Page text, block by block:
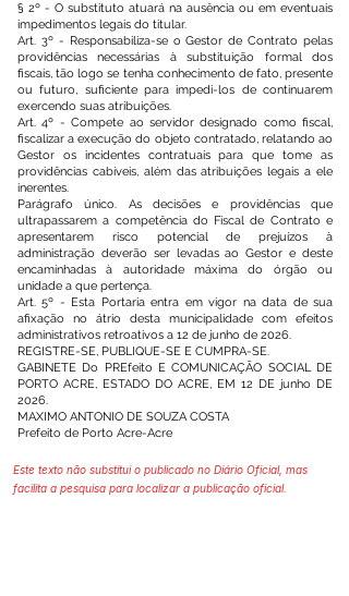
§ 2º - O substituto atuará na ausência ou em eventuais
impedimentos legais do titular.
Art. 3º - Responsabiliza-se o Gestor de Contrato pelas
providências necessárias à substituição formal dos
fiscais, tão logo se tenha conhecimento de fato, presente
ou futuro, suficiente para impedi-los de continuarem
exercendo suas atribuições.
Art. 4º - Compete ao servidor designado como fiscal,
fiscalizar a execução do objeto contratado, relatando ao
Gestor os incidentes contratuais para que tome as
providências cabíveis, além das atribuições legais a ele
inerentes.
Parágrafo único. As decisões e providências que
ultrapassarem a competência do Fiscal de Contrato e
apresentarem risco potencial de prejuízos à
administração deverão ser levadas ao Gestor e deste
encaminhadas à autoridade máxima do órgão ou
unidade a que pertença.
Art. 5º - Esta Portaria entra em vigor na data de sua
afixação no átrio desta municipalidade com efeitos
administrativos retroativos a 12 de junho de 2026.
REGISTRE-SE, PUBLIQUE-SE E CUMPRA-SE.
GABINETE Do PREfeito E COMUNICAÇÃO SOCIAL DE
PORTO ACRE, ESTADO DO ACRE, EM 12 DE junho DE
2026.
MAXIMO ANTONIO DE SOUZA COSTA
Prefeito de Porto Acre-Acre
Este texto não substitui o publicado no Diário Oficial, mas
facilita a pesquisa para localizar a publicação oficial.